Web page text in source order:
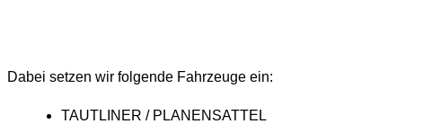
Dabei setzen wir folgende Fahrzeuge ein:
TAUTLINER / PLANENSATTEL